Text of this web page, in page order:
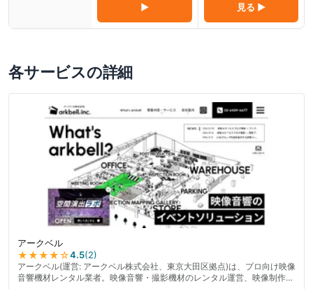
▶
見る ▶
各サービスの詳細
アークベル
★★★★☆4.5(2)
アークベル(運営: アークベル株式会社、東京大田区拠点)は、プロ向け映像
音響機材レンタル業者。映像音響・撮影機材のレンタル運営、映像制作を